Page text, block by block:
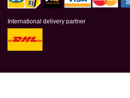
International delivery partner